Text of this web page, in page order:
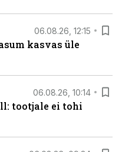
06.08.26, 12:15
kasvas üle
06.08.26, 10:14
tootjale ei tohi